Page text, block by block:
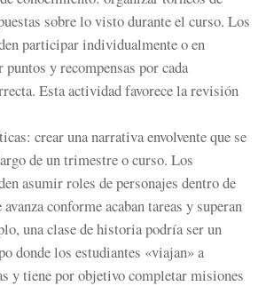
sobre lo visto durante el curso. Los
participar individualmente o en
puntos y recompensas por cada
Esta actividad favorece la revisión
crear una narrativa envolvente que se
de un trimestre o curso. Los
asumir roles de personajes dentro de
conforme acaban tareas y superan
una clase de historia podría ser un
donde los estudiantes «viajan» a
y tiene por objetivo completar misiones